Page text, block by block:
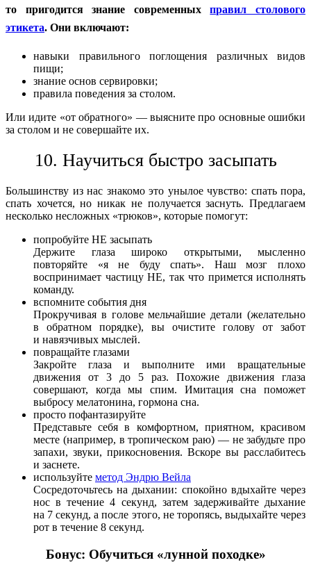
то пригодится знание современныхправил столового
этикета. Они включают:
навыки правильного поглощения различных видов
пищи;
знание основ сервировки;
правила поведения за столом.
Или идите «от обратного» — выясните про основные ошибки
за столом и не совершайте их.
10. Научиться быстро засыпать
Большинству из нас знакомо это унылое чувство: спать пора,
спать хочется, но никак не получается заснуть. Предлагаем
несколько несложных «трюков», которые помогут:
попробуйте НЕ засыпать
Держите глаза широко открытыми, мысленно
повторяйте «я не буду спать». Наш мозг плохо
воспринимает частицу НЕ, так что примется исполнять
команду.
вспомните события дня
Прокручивая в голове мельчайшие детали (желательно
в обратном порядке), вы очистите голову от забот
и навязчивых мыслей.
повращайте глазами
Закройте глаза и выполните ими вращательные
движения от 3 до 5 раз. Похожие движения глаза
совершают, когда мы спим. Имитация сна поможет
выбросу мелатонина, гормона сна.
просто пофантазируйте
Представьте себя в комфортном, приятном, красивом
месте (например, в тропическом раю) — не забудьте про
запахи, звуки, прикосновения. Вскоре вы расслабитесь
и заснете.
используйте метод Эндрю Вейла
Сосредоточьтесь на дыхании: спокойно вдыхайте через
нос в течение 4 секунд, затем задерживайте дыхание
на 7 секунд, а после этого, не торопясь, выдыхайте через
рот в течение 8 секунд.
Бонус: Обучиться «лунной походке»